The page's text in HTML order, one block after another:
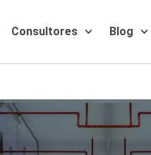
Consultores Blog